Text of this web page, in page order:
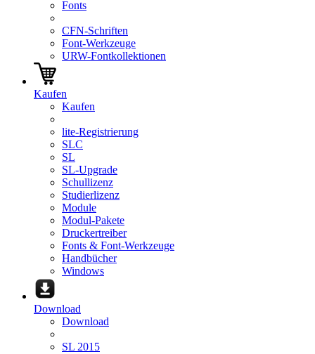
Fonts
CFN-Schriften
Font-Werkzeuge
URW-Fontkollektionen
Kaufen
Kaufen
lite-Registrierung
SLC
SL
SL-Upgrade
Schullizenz
Studierlizenz
Module
Modul-Pakete
Druckertreiber
Fonts & Font-Werkzeuge
Handbücher
Windows
Download
Download
SL 2015